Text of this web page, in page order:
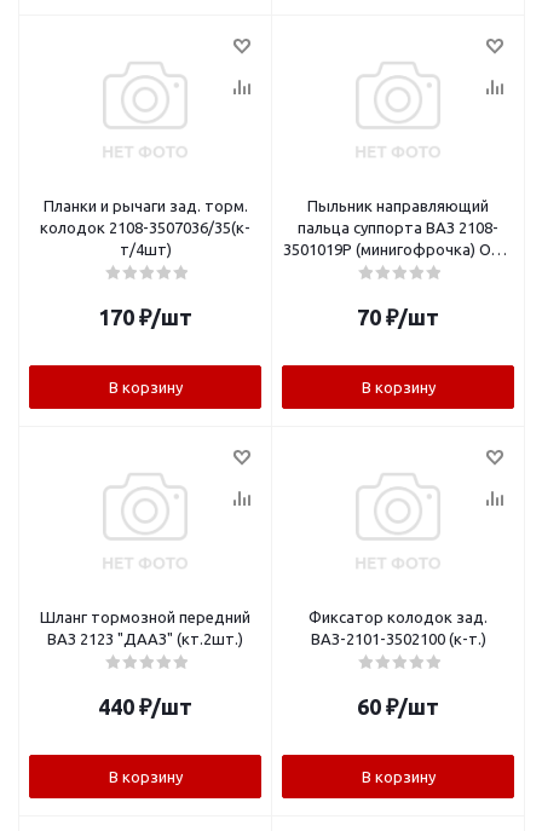
Планки и рычаги зад. торм.
колодок 2108-3507036/35(к-
т/4шт)
170 ₽/шт
В корзину
Пыльник направляющий
пальца суппорта ВАЗ 2108-
3501019Р (минигофрочка) ОАО
БРТ
70 ₽/шт
В корзину
Шланг тормозной передний
ВАЗ 2123 "ДААЗ" (кт.2шт.)
440 ₽/шт
В корзину
Фиксатор колодок зад.
ВАЗ-2101-3502100 (к-т.)
60 ₽/шт
В корзину